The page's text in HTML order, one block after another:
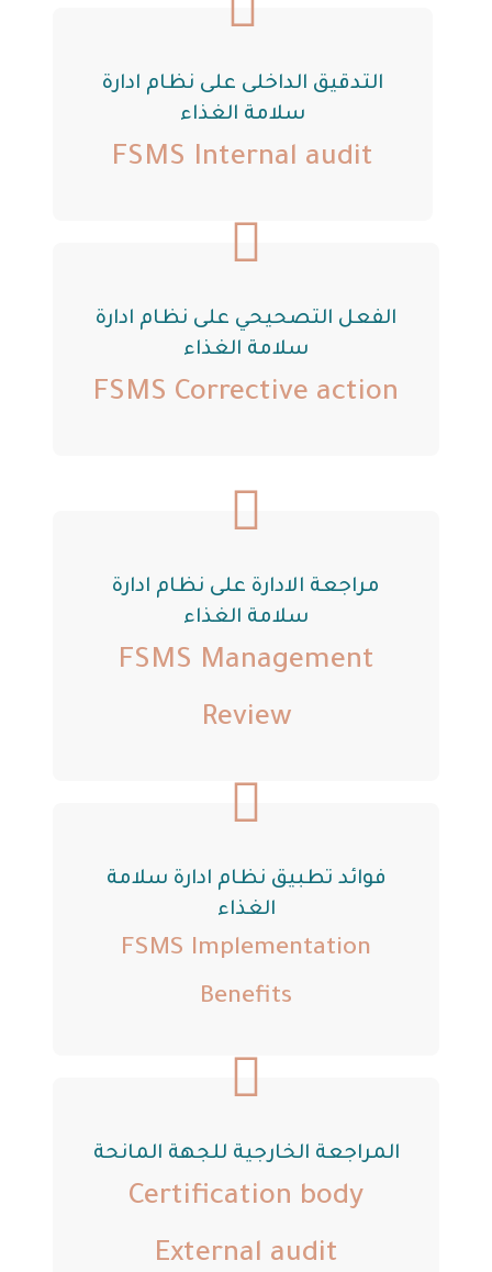
التدقيق الداخلى على نظام ادارة
سلامة الغذاء
FSMS Internal audit
الفعل التصحيحي على نظام ادارة
سلامة الغذاء
FSMS Corrective action
مراجعة الادارة على نظام ادارة
سلامة الغذاء
FSMS Management
Review
فوائد تطبيق نظام ادارة سلامة
الغذاء
FSMS Implementation
Benefits
المراجعة الخارجية للجهة المانحة
Certification body
External audit